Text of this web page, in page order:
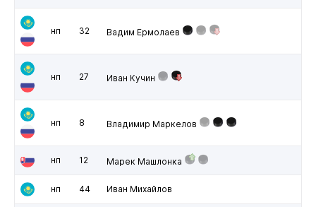
нп 32 Вадим Ермолаев
нп 27 Иван Кучин
нп 8 Владимир Маркелов
нп 12 Марек Машлонка
нп 44 Иван Михайлов